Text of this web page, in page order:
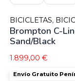
BICICLETAS,
Brompton C-
Sand/Black
1.899,00 €
Envío Gratuito